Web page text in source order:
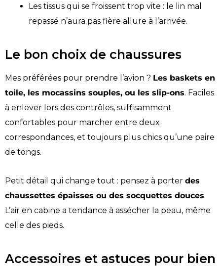
Les tissus qui se froissent trop vite : le lin mal
repassé n’aura pas fière allure à l’arrivée.
Le bon choix de chaussures
Mes préférées pour prendre l’avion ? Les baskets en
toile, les mocassins souples, ou les slip-ons. Faciles
à enlever lors des contrôles, suffisamment
confortables pour marcher entre deux
correspondances, et toujours plus chics qu’une paire
de tongs.
Petit détail qui change tout : pensez à porter des
chaussettes épaisses ou des socquettes douces.
L’air en cabine a tendance à assécher la peau, même
celle des pieds.
Accessoires et astuces pour bien